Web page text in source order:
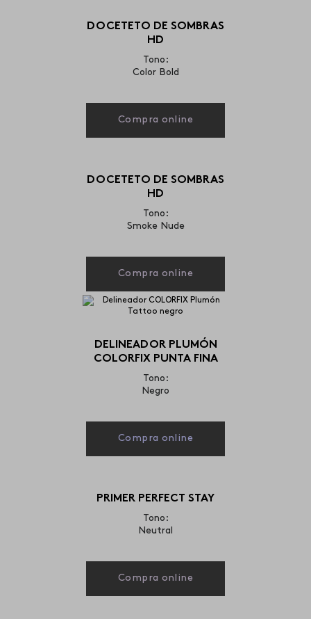
DOCETETO DE SOMBRAS
HD
Tono:
Color Bold
Compra online
DOCETETO DE SOMBRAS
HD
Tono:
Smoke Nude
Compra online
DELINEADOR PLUMÓN
COLORFIX PUNTA FINA
Tono:
Negro
Compra online
PRIMER PERFECT STAY
Tono:
Neutral
Compra online